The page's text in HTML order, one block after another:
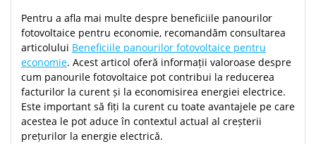
Pentru a afla mai multe despre beneficiile panourilor
fotovoltaice pentru economie, recomandăm consultarea
articolului Beneficiile panourilor fotovoltaice pentru
economie. Acest articol oferă informații valoroase despre
cum panourile fotovoltaice pot contribui la reducerea
facturilor la curent și la economisirea energiei electrice.
Este important să fiți la curent cu toate avantajele pe care
acestea le pot aduce în contextul actual al creșterii
prețurilor la energie electrică.